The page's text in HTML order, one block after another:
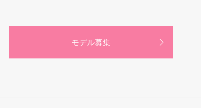
モデル募集